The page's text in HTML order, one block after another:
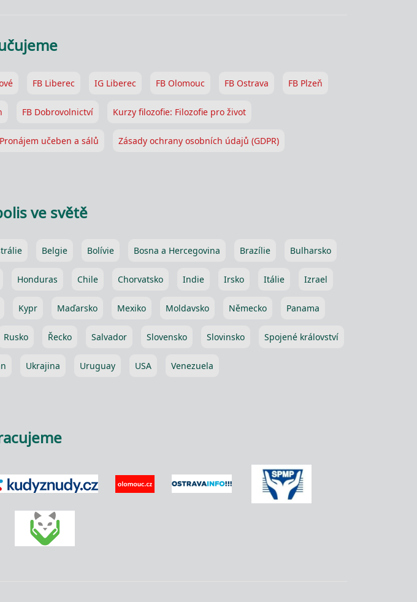
FB Liberec IG Liberec FB Olomouc FB Ostrava FB Plzeň
FB Dobrovolnictví Kurzy filozofie: Filozofie pro život
Pronájem učeben a sálů Zásady ochrany osobních údajů (GDPR)
ve světě
Belgie Bolívie Bosna a Hercegovina Brazílie Bulharsko
Honduras Chile Chorvatsko Indie Irsko Itálie Izrael
Kypr Maďarsko Mexiko Moldavsko Německo Panama
Rusko Řecko Salvador Slovensko Slovinsko Spojené království
Ukrajina Uruguay USA Venezuela